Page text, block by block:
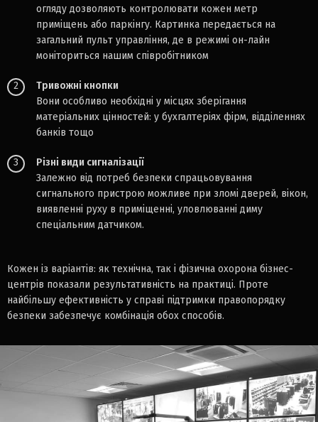
огляду дозволяють контролювати кожен метр
приміщень або паркінгу. Картинка передається на
загальний пульт управління, де в режимі он-лайн
моніториться нашим співробітником
2
Тривожні кнопки
Вони особливо необхідні у місцях зберігання
матеріальних цінностей: у бухгалтеріях фірм, відділеннях
банків тощо
3
Різні види сигналізації
Залежно від потреб безпеки спрацьовування
сигнального пристрою можливе при зломі дверей, вікон,
виявленні руху в приміщенні, уловлюванні диму
спеціальним датчиком.
Кожен із варіантів: як технічна, так і фізична охорона бізнес-
центрів показали результативність на практиці. Проте
найбільшу ефективність у справі підтримки правопорядку
безпеки забезпечує комбінація обох способів.